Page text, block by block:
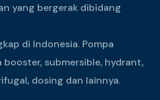
yang bergerak dibidang
di Indonesia. Pompa
submersible, hydrant,
dosing dan lainnya.